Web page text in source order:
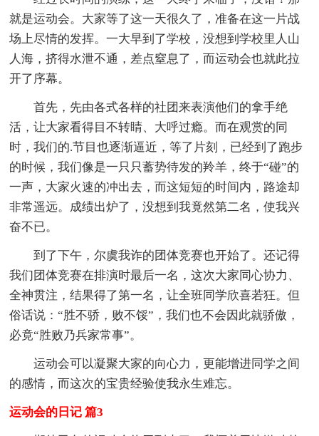
就是运动会。大家等了这一天很久了，准备在这一片战
场上尽情的发挥。一大早到了学校，没想到学校里人山
人海，挤得水泄不通，差点窒息了，而运动会也就此拉
开了序幕。
首先，先由各式各样的社团来表演他们的拿手绝
活，让大家看得目不转睛、大呼过瘾。而在观赏的同
时，我们的.节目也逐渐逼近，等了片刻，已经到了跑步
的时候，我们像是一只只蓄势待发的羚羊，终于“碰”的
一声，大家火速的冲出去，而这短短的时间内，路途却
非常遥远。成绩出炉了，没想到我竟然第二名，使我兴
奋不已。
到了下午，尔虞我诈的团体竞赛也开始了。还记得
我们团体竞赛在排演时最后一名，这次大家同心协力、
全神贯注，结果得了第一名，让全班同学欣喜若狂。但
俗话说：“胜不骄，败不馁”，我们也不会因此就骄傲，
必竟“胜败乃兵家常事”。
运动会可以凝聚大家的向心力，更能增进同学之间
的感情，而这次的宝贵经验使我永生难忘。
运动会的日记 篇3